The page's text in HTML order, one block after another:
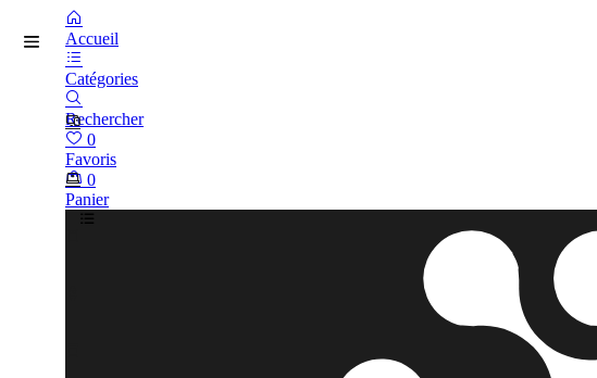
Accueil
Catégories
Rechercher
0
Favoris
0
Panier